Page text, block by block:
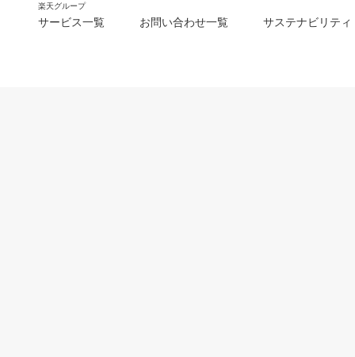
楽天グループ
サービス一覧 お問い合わせ一覧 サステナビリティ